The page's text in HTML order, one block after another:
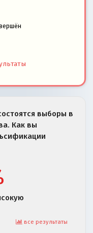
выборы в
Как вы
все результаты